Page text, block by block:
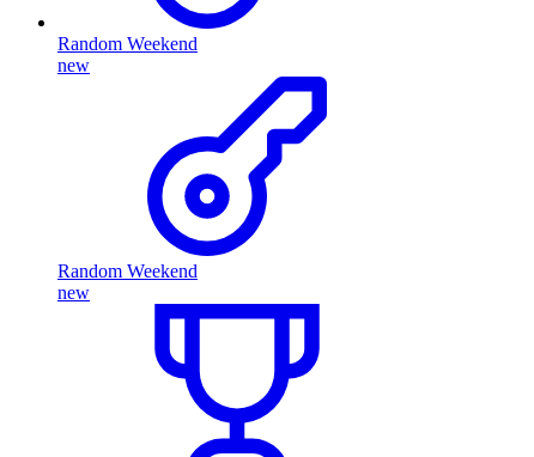
Random Weekend
new
Random Weekend
new